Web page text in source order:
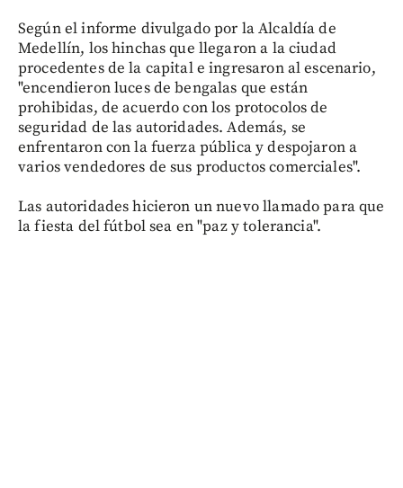
Según el informe divulgado por la Alcaldía de
Medellín, los hinchas que llegaron a la ciudad
procedentes de la capital e ingresaron al escenario,
"encendieron luces de bengalas que están
prohibidas, de acuerdo con los protocolos de
seguridad de las autoridades. Además, se
enfrentaron con la fuerza pública y despojaron a
varios vendedores de sus productos comerciales".
Las autoridades hicieron un nuevo llamado para que
la fiesta del fútbol sea en "paz y tolerancia".